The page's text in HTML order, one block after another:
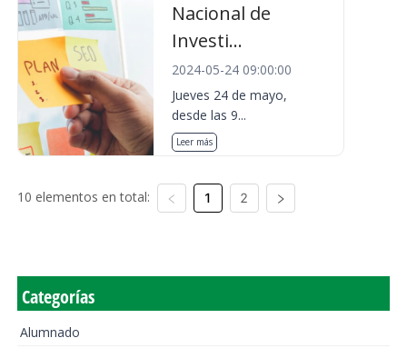
Nacional de
Investi...
2024-05-24 09:00:00
Jueves 24 de mayo,
desde las 9...
Leer más
10 elementos en total: 1 2
Categorías
Alumnado